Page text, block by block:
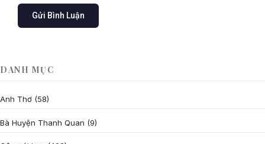
DANH MỤC
Anh Thơ (58)
Bà Huyện Thanh Quan (9)